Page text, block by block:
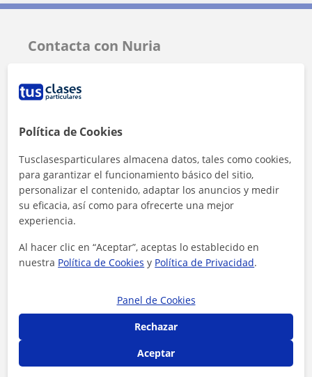
Contacta con Nuria
Tarifa
Al hacer clic, aceptas nuestroaviso legal
Contactar ahora
Política de Cookies
Tusclasesparticulares almacena datos, tales como cookies,
para garantizar el funcionamiento básico del sitio,
personalizar el contenido, adaptar los anuncios y medir
su eficacia, así como para ofrecerte una mejor
experiencia.
Al hacer clic en “Aceptar”, aceptas lo establecido en
nuestra Política de Cookies y Política de Privacidad.
Panel de Cookies
Rechazar
Aceptar